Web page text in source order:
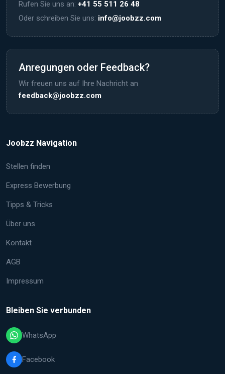
Rufen Sie uns an: +41 55 511 26 48
Oder schreiben Sie uns: info@joobzz.com
Anregungen oder Feedback?
Wir freuen uns auf Ihre Nachricht an
feedback@joobzz.com
Joobzz Navigation
Stellen finden
Express Bewerbung
Tipps & Tricks
Über uns
Kontakt
AGB
Impressum
Bleiben Sie verbunden
WhatsApp
Facebook